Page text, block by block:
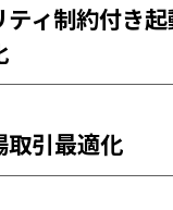
ティ制約付き
取引最適化